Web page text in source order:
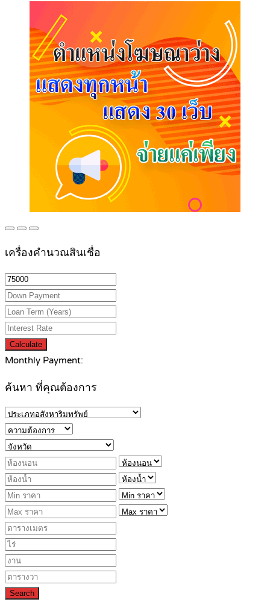
เครื่องคำนวณสินเชื่อ
Calculate
Monthly Payment:
ค้นหา ที่คุณต้องการ
Search